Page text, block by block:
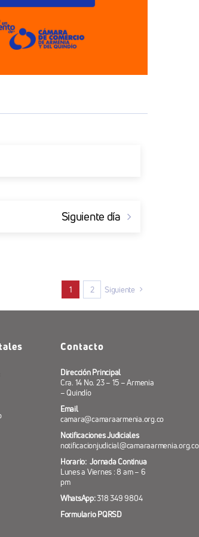
Siguiente día
1 2 Siguiente
Contacto
Dirección Principal
Cra. 14 No. 23 – 15 – Armenia
– Quindío
Email
camara@camaraarmenia.org.co
Notificaciones Judiciales
notificacionjudicial@camaraarmenia.org.co
Horario: Jornada Continua
Lunes a Viernes : 8 am – 6
pm
WhatsApp:318 349 9804
Formulario PQRSD